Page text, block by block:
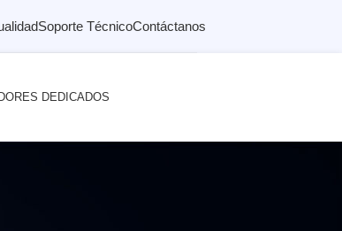
Soporte TécnicoContáctanos
DEDICADOS